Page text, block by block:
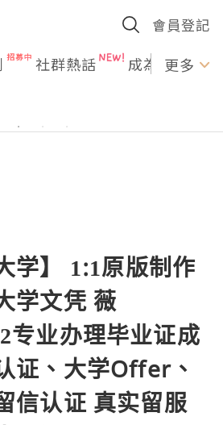
會員登記
社群熱話 成為U更多
学】 1:1原版制作
学文凭 薇
专业办理毕业证成
证、大学Offer、
信认证 真实留服